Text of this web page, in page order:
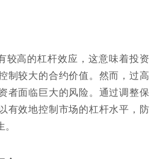
较高的杠杆效应，这意味着投资
制较大的合约价值。然而，过高
者面临巨大的风险。通过调整保
有效地控制市场的杠杆水平，防